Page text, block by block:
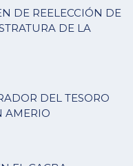
DE REELECCIÓN DE
DE LA
DEL TESORO
AMERIO